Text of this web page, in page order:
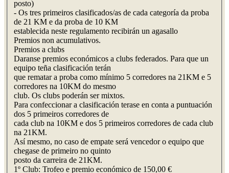
posto)
- Os tres primeiros clasificados/as de cada categoría da proba
de 21 KM e da proba de 10 KM
establecida neste regulamento recibirán un agasallo
Premios non acumulativos.
Premios a clubs
Daranse premios económicos a clubs federados. Para que un
equipo teña clasificación terán
que rematar a proba como mínimo 5 corredores na 21KM e 5
corredores na 10KM do mesmo
club. Os clubs poderán ser mixtos.
Para confeccionar a clasificación terase en conta a puntuación
dos 5 primeiros corredores de
cada club na 10KM e dos 5 primeiros corredores de cada club
na 21KM.
Así mesmo, no caso de empate será vencedor o equipo que
chegase de primeiro no quinto
posto da carreira de 21KM.
1º Club: Trofeo e premio económico de 150,00 €